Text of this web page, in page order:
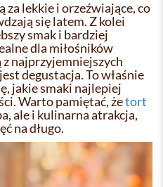
lekkie i orzeźwiające, co
się latem. Z kolei
smak i bardziej
dla miłośników
z najprzyjemniejszych
degustacja. To właśnie
jakie smaki najlepiej
Warto pamiętać, żetort
ale i kulinarna atrakcja,
na długo.